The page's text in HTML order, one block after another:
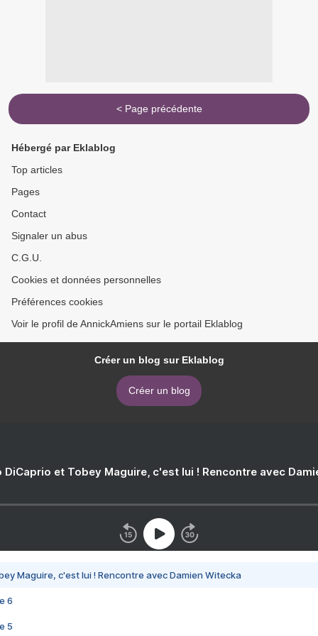
< Page précédente
Hébergé par Eklablog
Top articles
Pages
Contact
Signaler un abus
C.G.U.
Cookies et données personnelles
Préférences cookies
Voir le profil de AnnickAmiens sur le portail Eklablog
Créer un blog sur Eklablog
Créer un blog
DiCaprio et Tobey Maguire, c'est lui ! Rencontre avec
Maguire, c'est lui ! Rencontre avec Damien Witecka
6
5